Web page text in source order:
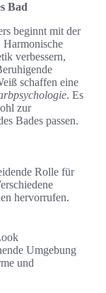
Bad
beginnt mit der
Harmonische
verbessern,
schaffen eine
. Es
zur
Bades passen.
Rolle für
hervorrufen.
Umgebung
und